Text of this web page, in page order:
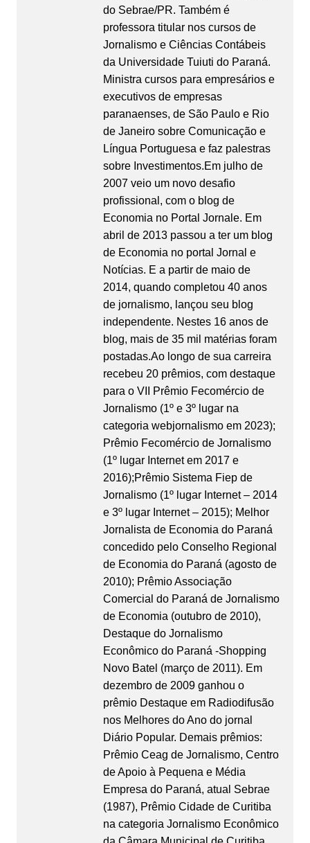
do Sebrae/PR. Também é
professora titular nos cursos de
Jornalismo e Ciências Contábeis
da Universidade Tuiuti do Paraná.
Ministra cursos para empresários e
executivos de empresas
paranaenses, de São Paulo e Rio
de Janeiro sobre Comunicação e
Língua Portuguesa e faz palestras
sobre Investimentos.Em julho de
2007 veio um novo desafio
profissional, com o blog de
Economia no Portal Jornale. Em
abril de 2013 passou a ter um blog
de Economia no portal Jornal e
Notícias. E a partir de maio de
2014, quando completou 40 anos
de jornalismo, lançou seu blog
independente. Nestes 16 anos de
blog, mais de 35 mil matérias foram
postadas.Ao longo de sua carreira
recebeu 20 prêmios, com destaque
para o VII Prêmio Fecomércio de
Jornalismo (1º e 3º lugar na
categoria webjornalismo em 2023);
Prêmio Fecomércio de Jornalismo
(1º lugar Internet em 2017 e
2016);Prêmio Sistema Fiep de
Jornalismo (1º lugar Internet – 2014
e 3º lugar Internet – 2015); Melhor
Jornalista de Economia do Paraná
concedido pelo Conselho Regional
de Economia do Paraná (agosto de
2010); Prêmio Associação
Comercial do Paraná de Jornalismo
de Economia (outubro de 2010),
Destaque do Jornalismo
Econômico do Paraná -Shopping
Novo Batel (março de 2011). Em
dezembro de 2009 ganhou o
prêmio Destaque em Radiodifusão
nos Melhores do Ano do jornal
Diário Popular. Demais prêmios:
Prêmio Ceag de Jornalismo, Centro
de Apoio à Pequena e Média
Empresa do Paraná, atual Sebrae
(1987), Prêmio Cidade de Curitiba
na categoria Jornalismo Econômico